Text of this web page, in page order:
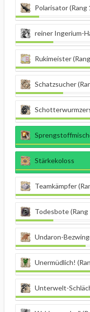
Polarisator (Rang
reiner Ingerium-
Rukimeister
Schatzsucher
Stärkekoloss
Teamkämpfer
Todesbote (Rang
Undaron-
Unermüdlich!
Unterwelt-